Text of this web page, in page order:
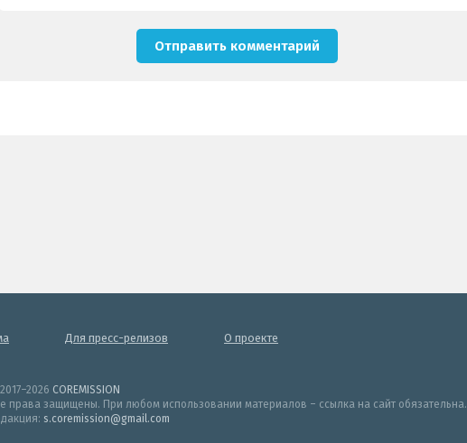
Для пресс-релизов О проекте
COREMISSION
права защищены. При любом использовании материалов – ссылка на сайт обязательна.
s.coremission@gmail.com